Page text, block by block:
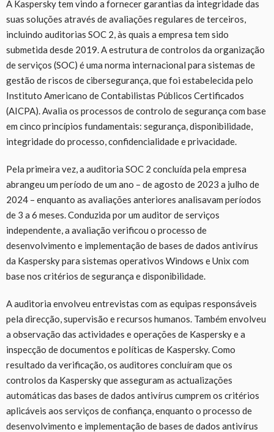
A Kaspersky tem vindo a fornecer garantias da integridade das
suas soluções através de avaliações regulares de terceiros,
incluindo auditorias SOC 2, às quais a empresa tem sido
submetida desde 2019. A estrutura de controlos da organização
de serviços (SOC) é uma norma internacional para sistemas de
gestão de riscos de cibersegurança, que foi estabelecida pelo
Instituto Americano de Contabilistas Públicos Certificados
(AICPA). Avalia os processos de controlo de segurança com base
em cinco princípios fundamentais: segurança, disponibilidade,
integridade do processo, confidencialidade e privacidade.
Pela primeira vez, a auditoria SOC 2 concluída pela empresa
abrangeu um período de um ano – de agosto de 2023 a julho de
2024 – enquanto as avaliações anteriores analisavam períodos
de 3 a 6 meses. Conduzida por um auditor de serviços
independente, a avaliação verificou o processo de
desenvolvimento e implementação de bases de dados antivírus
da Kaspersky para sistemas operativos Windows e Unix com
base nos critérios de segurança e disponibilidade.
A auditoria envolveu entrevistas com as equipas responsáveis
pela direcção, supervisão e recursos humanos. Também envolveu
a observação das actividades e operações de Kaspersky e a
inspecção de documentos e políticas de Kaspersky. Como
resultado da verificação, os auditores concluíram que os
controlos da Kaspersky que asseguram as actualizações
automáticas das bases de dados antivírus cumprem os critérios
aplicáveis aos serviços de confiança, enquanto o processo de
desenvolvimento e implementação de bases de dados antivírus